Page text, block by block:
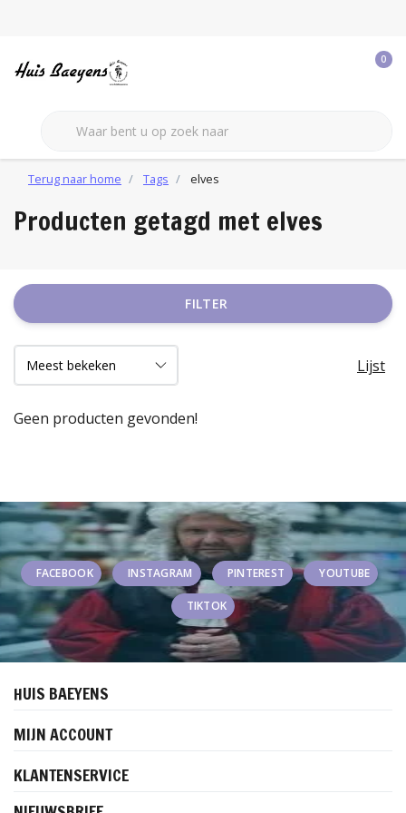
0
Terug naar home Tags elves
Producten getagd met elves
FILTER
Lijst
Geen producten gevonden!
FACEBOOK INSTAGRAM PINTEREST YOUTUBE
TIKTOK
HUIS BAEYENS
MIJN ACCOUNT
KLANTENSERVICE